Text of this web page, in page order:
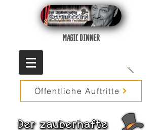
MAGIC DINNER
Öffentliche Auftritte